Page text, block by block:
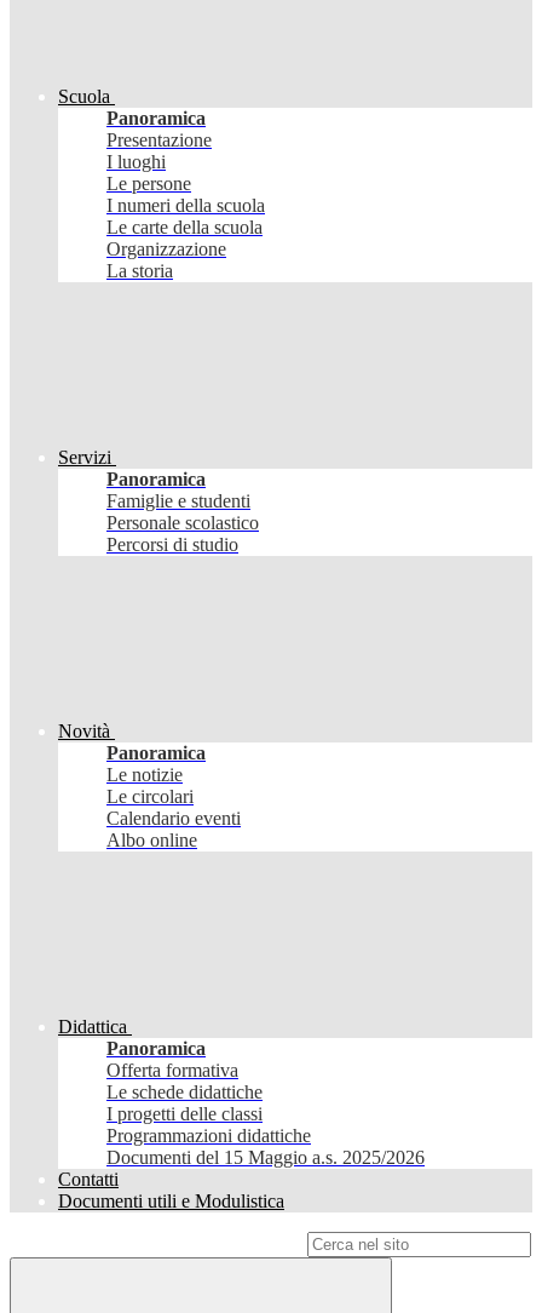
Scuola
Panoramica
Presentazione
I luoghi
Le persone
I numeri della scuola
Le carte della scuola
Organizzazione
La storia
Servizi
Panoramica
Famiglie e studenti
Personale scolastico
Percorsi di studio
Novità
Panoramica
Le notizie
Le circolari
Calendario eventi
Albo online
Didattica
Panoramica
Offerta formativa
Le schede didattiche
I progetti delle classi
Programmazioni didattiche
Documenti del 15 Maggio a.s. 2025/2026
Contatti
Documenti utili e Modulistica